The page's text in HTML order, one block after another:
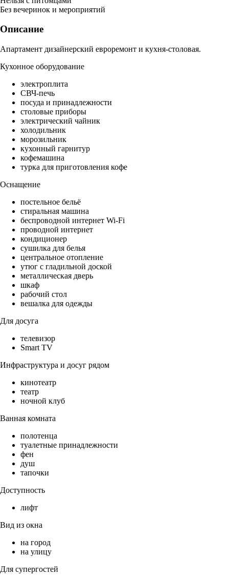
Без вечеринок и мероприятий
Описание
Апартамент дизайнерский евроремонт и кухня-столовая.
Кухонное оборудование
электроплита
СВЧ-печь
посуда и принадлежности
столовые приборы
электрический чайник
холодильник
морозильник
кухонный гарнитур
кофемашина
турка для приготовления кофе
Оснащение
постельное бельё
стиральная машина
беспроводной интернет Wi-Fi
проводной интернет
кондиционер
сушилка для белья
центральное отопление
утюг с гладильной доской
металлическая дверь
шкаф
рабочий стол
вешалка для одежды
Для досуга
телевизор
Smart TV
Инфраструктура и досуг рядом
кинотеатр
театр
ночной клуб
Ванная комната
полотенца
туалетные принадлежности
фен
душ
тапочки
Доступность
лифт
Вид из окна
на город
на улицу
Для супергостей